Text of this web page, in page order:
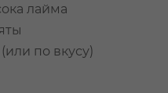
лайма
по вкусу)